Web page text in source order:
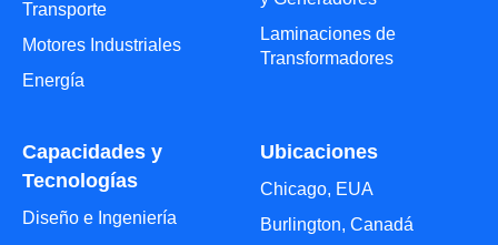
Transporte
Motores Industriales
Energía
Laminaciones de
Transformadores
Capacidades y
Tecnologías
Diseño e Ingeniería
Ubicaciones
Chicago, EUA
Burlington, Canadá